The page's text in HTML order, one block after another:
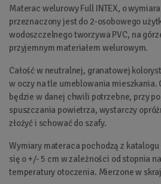
Materac welurowy Full INTEX, o
przeznaczony jest do 2-osobowego
wodoszczelnego tworzywa PVC, na
przyjemnym materiałem welurowym.
Całość w neutralnej, granatowej
w oczy na tle umeblowania mieszkania.
będzie w danej chwili potrzebne, przy
spuszczania powietrza, wystarczy
złożyć i schować do szafy.
Wymiary materaca pochodzą z
się o +/- 5 cm w zależności od stopnia
temperatury otoczenia. Mierzone w